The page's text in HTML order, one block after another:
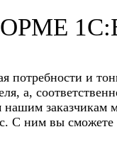
потребности и
а,
заказчикам
С ним вы сможете